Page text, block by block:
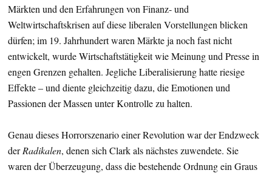
Märkten und den Erfahrungen von Finanz- und
Weltwirtschaftskrisen auf diese liberalen Vorstellungen blicken
dürfen; im 19. Jahrhundert waren Märkte ja noch fast nicht
entwickelt, wurde Wirtschaftstätigkeit wie Meinung und Presse in
engen Grenzen gehalten. Jegliche Liberalisierung hatte riesige
Effekte – und diente gleichzeitig dazu, die Emotionen und
Passionen der Massen unter Kontrolle zu halten.
Genau dieses Horrorszenario einer Revolution war der Endzweck
derRadikalen, denen sich Clark als nächstes zuwendete. Sie
waren der Überzeugung, dass die bestehende Ordnung ein Graus